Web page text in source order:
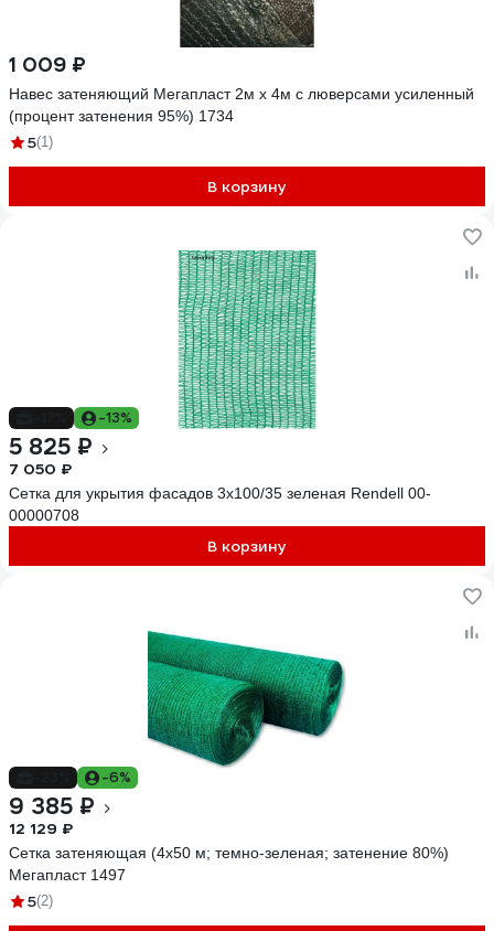
1 009 ₽
Навес затеняющий Мегапласт 2м х 4м с люверсами усиленный
(процент затенения 95%) 1734
5(1)
В корзину
-13%
5 825 ₽
7 050 ₽
Сетка для укрытия фасадов 3х100/35 зеленая Rendell 00-
00000708
В корзину
-6%
9 385 ₽
12 129 ₽
Сетка затеняющая (4х50 м; темно-зеленая; затенение 80%)
Мегапласт 1497
5(2)